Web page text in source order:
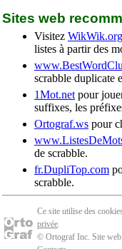
Sites web
Visitez WikWik.org
listes à partir des
scrabble duplicate
1Mot.net pour
suffixes, les
Ortograf.ws pour
de scrabble.
fr.DupliTop.com
scrabble.
Ce site utilise des
privée.
© Ortograf Inc. Site